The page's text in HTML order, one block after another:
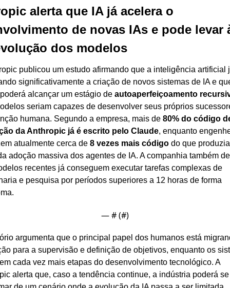
alerta que IA já acelera o
de novas IAs e pode levar
dos modelos
publicou um estudo afirmando que a inteligência artificial
significativamente a criação de novos sistemas de IA e
alcançar um estágio de autoaperfeiçoamento
seriam capazes de desenvolver seus próprios
humana. Segundo a empresa, mais de 80% do código
da Anthropic já é escrito pelo Claude, enquanto
atualmente cerca de 8 vezes mais código do que
adoção massiva dos agentes de IA. A companhia também
recentes já conseguem executar tarefas complexas de
e pesquisa por períodos superiores a 12 horas de forma
— # (#)
argumenta que o principal papel dos humanos está
para a supervisão e definição de objetivos, enquanto os
cada vez mais etapas do desenvolvimento tecnológico. A
alerta que, caso a tendência continue, a indústria poderá se